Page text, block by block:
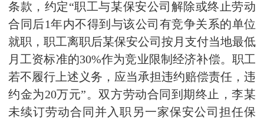
条款，约定“职工与某保安公司解除或终止劳动
合同后1年内不得到与该公司有竞争关系的单位
就职，职工离职后某保安公司按月支付当地最低
月工资标准的30%作为竞业限制经济补偿。职工
若不履行上述义务，应当承担违约赔偿责任，违
约金为20万元”。双方劳动合同到期终止，李某
未续订劳动合同并入职另一家保安公司担任保